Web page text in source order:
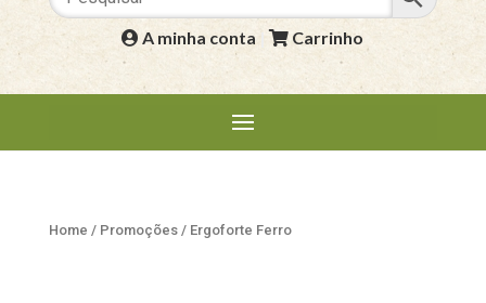
A minha conta | Carrinho
Home / Promoções/ Ergoforte Ferro